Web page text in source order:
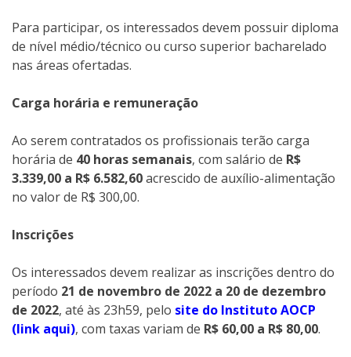
Para participar, os interessados devem possuir diploma
de nível médio/técnico ou curso superior bacharelado
nas áreas ofertadas.
Carga horária e remuneração
Ao serem contratados os profissionais terão carga
horária de 40 horas semanais, com salário de R$
3.339,00 a R$ 6.582,60acrescido de auxílio-alimentação
no valor de R$ 300,00.
Inscrições
Os interessados devem realizar as inscrições dentro do
período 21 de novembro de 2022 a 20 de dezembro
de 2022, até às 23h59, pelo site do Instituto AOCP
(link aqui), com taxas variam de R$ 60,00 a R$ 80,00.